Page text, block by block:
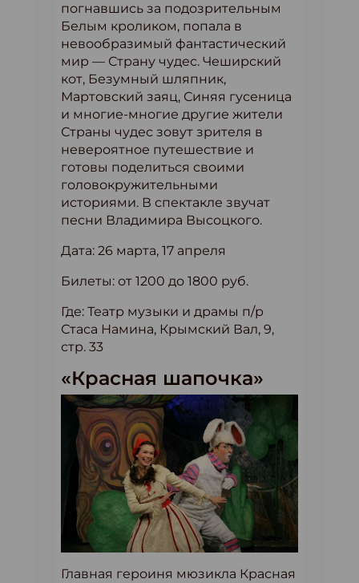
погнавшись за подозрительным
Белым кроликом, попала в
невообразимый фантастический
мир — Страну чудес. Чеширский
кот, Безумный шляпник,
Мартовский заяц, Синяя гусеница
и многие-многие другие жители
Страны чудес зовут зрителя в
невероятное путешествие и
готовы поделиться своими
головокружительными
историями. В спектакле звучат
песни Владимира Высоцкого.
Дата: 26 марта, 17 апреля
Билеты: от 1200 до 1800 руб.
Где: Театр музыки и драмы п/р
Стаса Намина, Крымский Вал, 9,
стр. 33
«Красная шапочка»
Главная героиня мюзикла Красная